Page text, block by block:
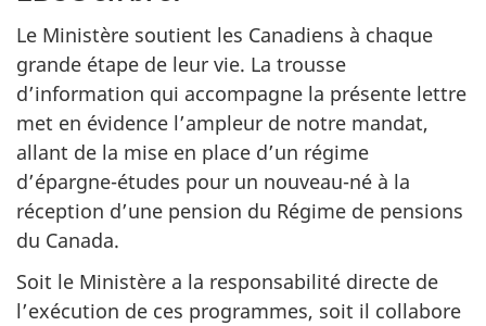
Le Ministère soutient les Canadiens à chaque
grande étape de leur vie. La trousse
d’information qui accompagne la présente lettre
met en évidence l’ampleur de notre mandat,
allant de la mise en place d’un régime
d’épargne-études pour un nouveau-né à la
réception d’une pension du Régime de pensions
du Canada.
Soit le Ministère a la responsabilité directe de
l’exécution de ces programmes, soit il collabore